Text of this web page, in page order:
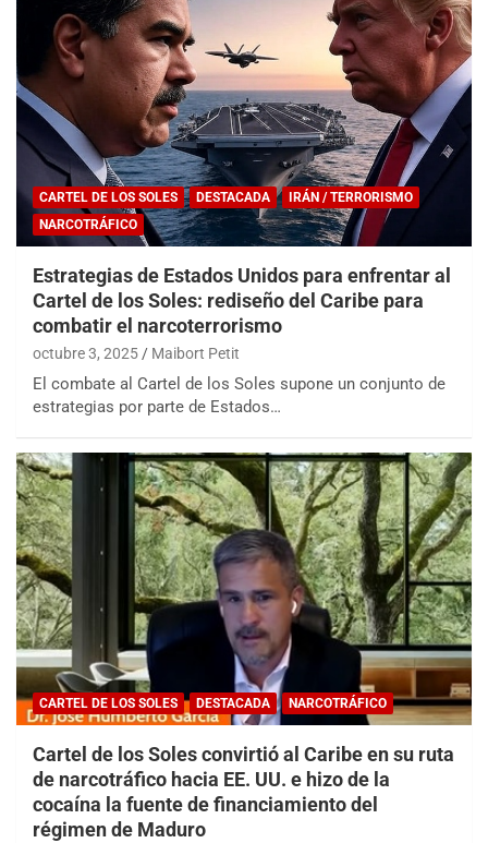
CARTEL DE LOS SOLES DESTACADA
IRÁN / TERRORISMO
NARCOTRÁFICO
Estrategias de Estados Unidos para enfrentar al
Cartel de los Soles: rediseño del Caribe para
combatir el narcoterrorismo
octubre 3, 2025 Maibort Petit
El combate al Cartel de los Soles supone un conjunto de
estrategias por parte de Estados…
CARTEL DE LOS SOLES DESTACADA NARCOTRÁFICO
Cartel de los Soles convirtió al Caribe en su ruta
de narcotráfico hacia EE. UU. e hizo de la
cocaína la fuente de financiamiento del
régimen de Maduro